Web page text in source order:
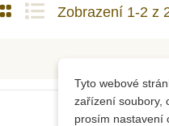
Zobrazení 1-2 z
-10%
Tyto webové
zařízení soubory,
prosím nastavení